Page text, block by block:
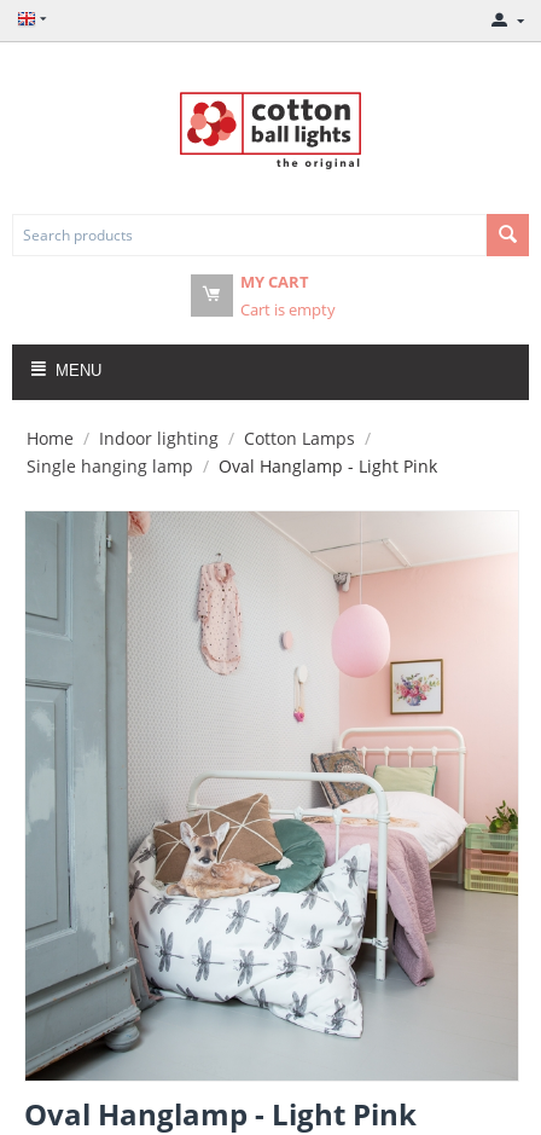
MY CART
Cart is empty
MENU
Home / Indoor lighting / Cotton Lamps /
Single hanging lamp / Oval Hanglamp - Light Pink
Oval Hanglamp - Light Pink